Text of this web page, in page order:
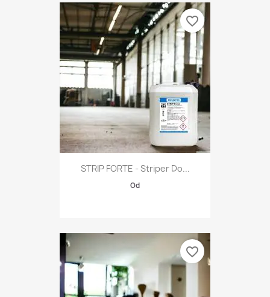
STRIP FORTE - Striper Do...
Od
favorite_border
favorite_border